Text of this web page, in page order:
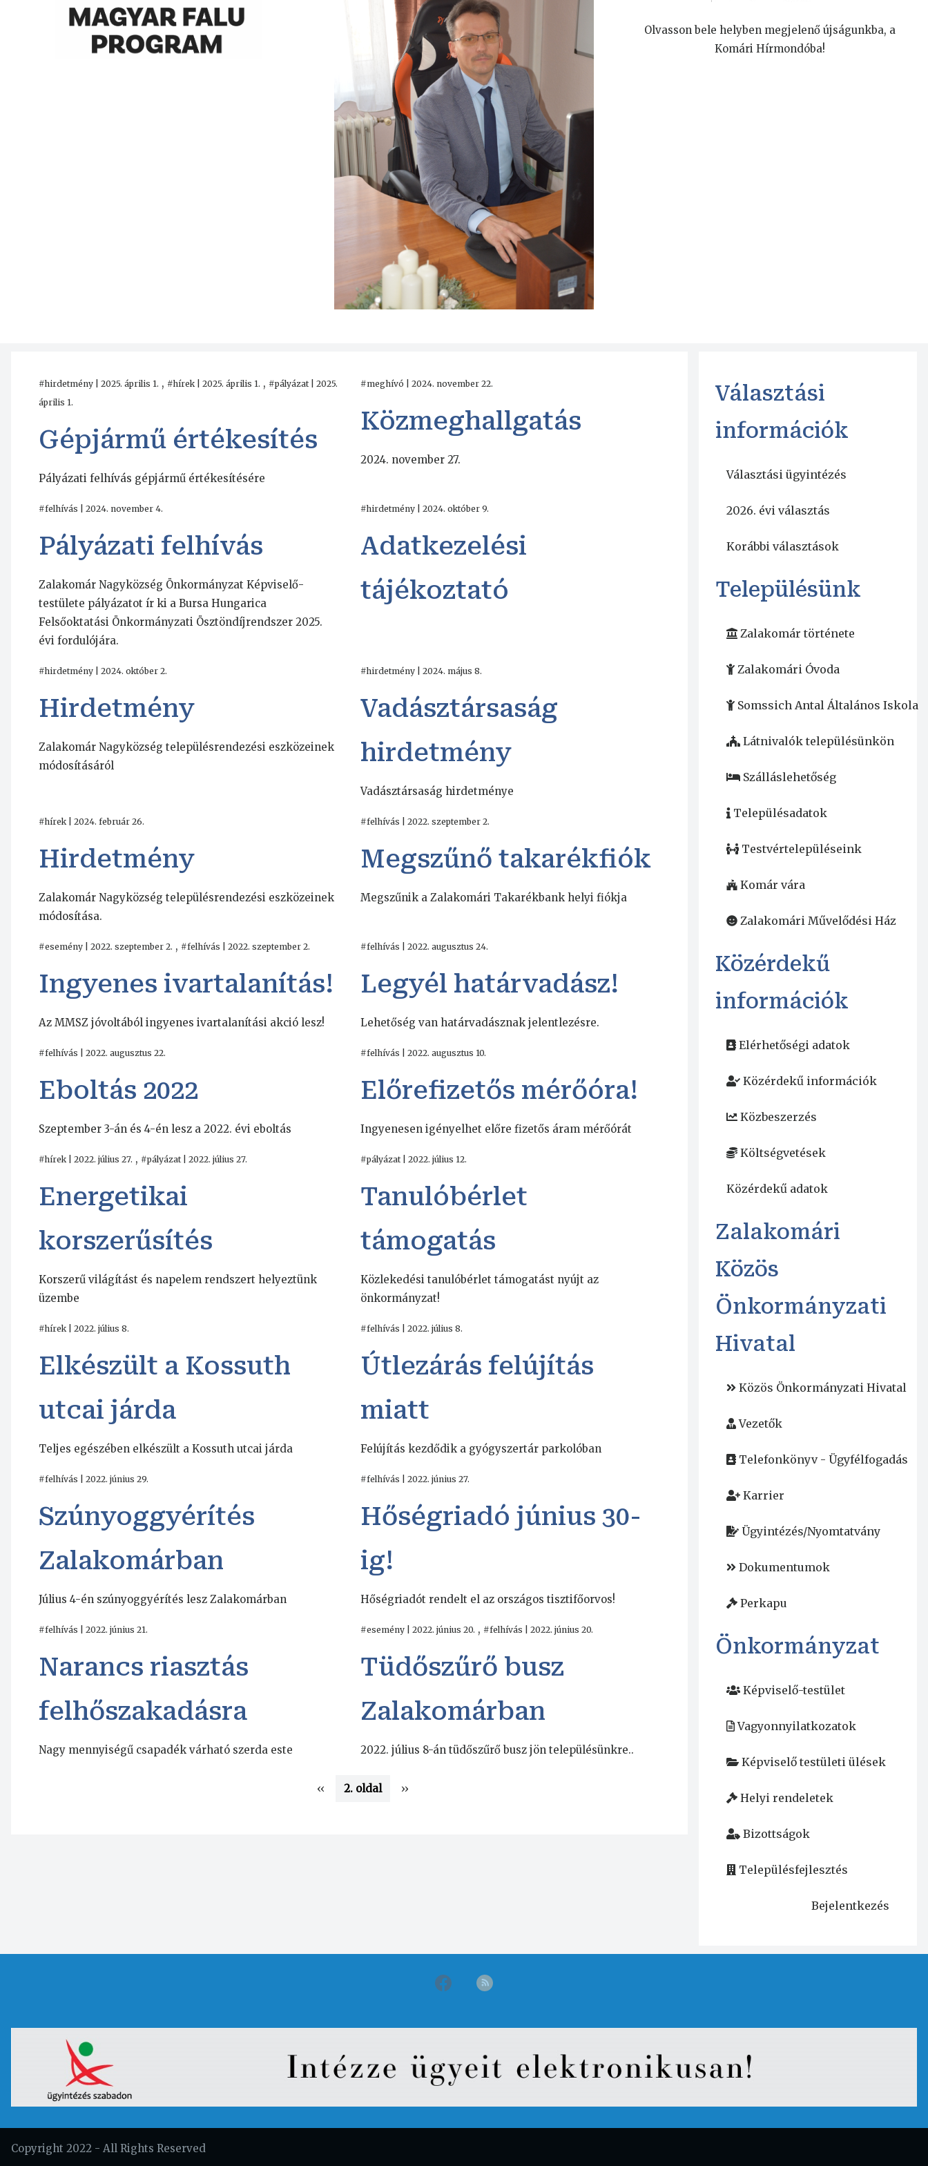
Olvasson bele helyben megjelenő újságunkba, a
Komári Hírmondóba!
#hirdetmény | 2025. április 1. , #hírek | 2025. április 1. , #pályázat | 2025.
április 1.
Gépjármű értékesítés
Pályázati felhívás gépjármű értékesítésére
#meghívó | 2024. november 22.
Közmeghallgatás
2024. november 27.
#felhívás | 2024. november 4.
Pályázati felhívás
Zalakomár Nagyközség Önkormányzat Képviselő-
testülete pályázatot ír ki a Bursa Hungarica
Felsőoktatási Önkormányzati Ösztöndíjrendszer 2025.
évi fordulójára.
#hirdetmény | 2024. október 9.
Adatkezelési
tájékoztató
#hirdetmény | 2024. október 2.
Hirdetmény
Zalakomár Nagyközség településrendezési eszközeinek
módosításáról
#hirdetmény | 2024. május 8.
Vadásztársaság
hirdetmény
Vadásztársaság hirdetménye
#hírek | 2024. február 26.
Hirdetmény
Zalakomár Nagyközség településrendezési eszközeinek
módosítása.
#felhívás | 2022. szeptember 2.
Megszűnő takarékfiók
Megszűnik a Zalakomári Takarékbank helyi fiókja
#esemény | 2022. szeptember 2. , #felhívás | 2022. szeptember 2.
Ingyenes ivartalanítás!
Az MMSZ jóvoltából ingyenes ivartalanítási akció lesz!
#felhívás | 2022. augusztus 24.
Legyél határvadász!
Lehetőség van határvadásznak jelentlezésre.
#felhívás | 2022. augusztus 22.
Eboltás 2022
Szeptember 3-án és 4-én lesz a 2022. évi eboltás
#felhívás | 2022. augusztus 10.
Előrefizetős mérőóra!
Ingyenesen igényelhet előre fizetős áram mérőórát
#hírek | 2022. július 27. , #pályázat | 2022. július 27.
Energetikai
korszerűsítés
Korszerű világítást és napelem rendszert helyeztünk
üzembe
#pályázat | 2022. július 12.
Tanulóbérlet
támogatás
Közlekedési tanulóbérlet támogatást nyújt az
önkormányzat!
#hírek | 2022. július 8.
Elkészült a Kossuth
utcai járda
Teljes egészében elkészült a Kossuth utcai járda
#felhívás | 2022. július 8.
Útlezárás felújítás
miatt
Felújítás kezdődik a gyógyszertár parkolóban
#felhívás | 2022. június 29.
Szúnyoggyérítés
Zalakomárban
Július 4-én szúnyoggyérítés lesz Zalakomárban
#felhívás | 2022. június 27.
Hőségriadó június 30-
ig!
Hőségriadót rendelt el az országos tisztifőorvos!
#felhívás | 2022. június 21.
Narancs riasztás
felhőszakadásra
Nagy mennyiségű csapadék várható szerda este
#esemény | 2022. június 20. , #felhívás | 2022. június 20.
Tüdőszűrő busz
Zalakomárban
2022. július 8-án tüdőszűrő busz jön településünkre..
Előző
‹‹ 2. oldal
Következő
››
Választási
információk
Választási ügyintézés
2026. évi választás
Korábbi választások
Településünk
Zalakomár története
Zalakomári Óvoda
Somssich Antal Általános Iskola
Látnivalók településünkön
Szálláslehetőség
Településadatok
Testvértelepüléseink
Komár vára
Zalakomári Művelődési Ház
Közérdekű
információk
Elérhetőségi adatok
Közérdekű információk
Közbeszerzés
Költségvetések
Közérdekű adatok
Zalakomári
Közös
Önkormányzati
Hivatal
Közös Önkormányzati Hivatal
Vezetők
Telefonkönyv - Ügyfélfogadás
Karrier
Ügyintézés/Nyomtatvány
Dokumentumok
Perkapu
Önkormányzat
Képviselő-testület
Vagyonnyilatkozatok
Képviselő testületi ülések
Helyi rendeletek
Bizottságok
Településfejlesztés
account
Bejelentkezés
Copyright 2022 - All Rights Reserved